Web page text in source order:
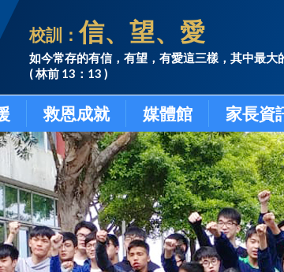
校訓：信、望、愛
如今常存的有信，有望，有愛這三樣，其中最大
( 林前 13：13 )
救恩成就 媒體館 家長資